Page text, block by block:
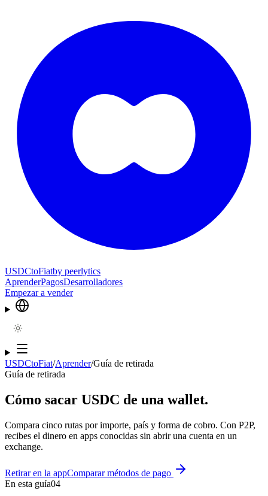
USDCtoFiatby peerlytics
AprenderPagosDesarrolladores
Empezar a vender
USDCtoFiat/Aprender/Guía de retirada
Guía de retirada
Cómo sacar USDC de una wallet.
Compara cinco rutas por importe, país y forma de cobro. Con P2P,
recibes el dinero en apps conocidas sin abrir una cuenta en un
exchange.
Retirar en la appComparar métodos de pago
En esta guía04